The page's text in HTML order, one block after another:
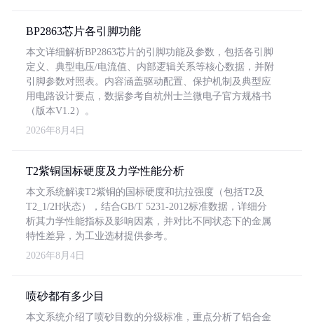
BP2863芯片各引脚功能
本文详细解析BP2863芯片的引脚功能及参数，包括各引脚
定义、典型电压/电流值、内部逻辑关系等核心数据，并附
引脚参数对照表。内容涵盖驱动配置、保护机制及典型应
用电路设计要点，数据参考自杭州士兰微电子官方规格书
（版本V1.2）。
2026年8月4日
T2紫铜国标硬度及力学性能分析
本文系统解读T2紫铜的国标硬度和抗拉强度（包括T2及
T2_1/2H状态），结合GB/T 5231-2012标准数据，详细分
析其力学性能指标及影响因素，并对比不同状态下的金属
特性差异，为工业选材提供参考。
2026年8月4日
喷砂都有多少目
本文系统介绍了喷砂目数的分级标准，重点分析了铝合金